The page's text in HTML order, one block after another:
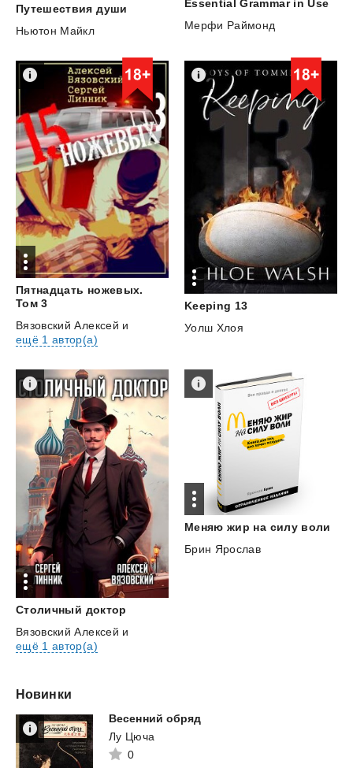
Путешествия души
Ньютон Майкл
Essential Grammar in Use
Мерфи Раймонд
Пятнадцать ножевых.
Том 3
Вязовский Алексей и
ещё 1 автор(а)
Keeping 13
Уолш Хлоя
Столичный доктор
Вязовский Алексей и
ещё 1 автор(а)
Меняю жир на силу воли
Брин Ярослав
Новинки
Весенний обряд
Лу Цюча
0